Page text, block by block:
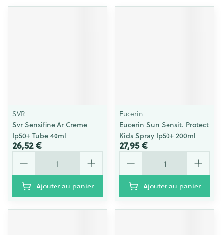
SVR
Svr Sensifine Ar Creme
Ip50+ Tube 40ml
26,52 €
Quantité
Ajouter au panier
Eucerin
Eucerin Sun Sensit. Protect
Kids Spray Ip50+ 200ml
27,95 €
Quantité
Ajouter au panier